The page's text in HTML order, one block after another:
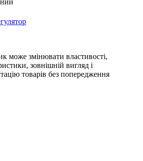
може змінювати властивості,
зовнішній вигляд і
товарів без попередження